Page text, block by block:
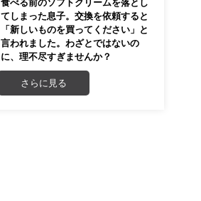
食べる前のソフトクリームを落とし
てしまった息子。交換を依頼すると
「新しいものを買ってください」と
言われました。わざとではないの
に、理不尽すぎませんか？
さらに見る